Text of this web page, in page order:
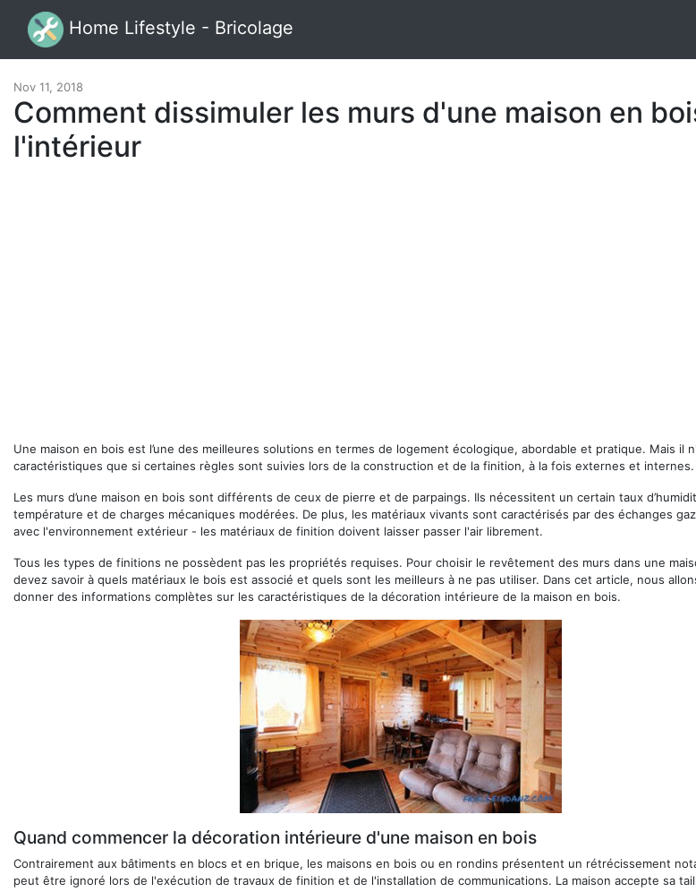
Home Lifestyle - Bricolage
Nov 11, 2018
Comment dissimuler les murs d'une maison en
l'intérieur
Une maison en bois est l’une des meilleures solutions en termes de logement écologique, abordable et pratique. Mais il
caractéristiques que si certaines règles sont suivies lors de la construction et de la finition, à la fois externes et internes.
Les murs d’une maison en bois sont différents de ceux de pierre et de parpaings. Ils nécessitent un certain taux
température et de charges mécaniques modérées. De plus, les matériaux vivants sont caractérisés par des échanges
avec l'environnement extérieur - les matériaux de finition doivent laisser passer l'air librement.
Tous les types de finitions ne possèdent pas les propriétés requises. Pour choisir le revêtement des murs dans une
devez savoir à quels matériaux le bois est associé et quels sont les meilleurs à ne pas utiliser. Dans cet article, nous
donner des informations complètes sur les caractéristiques de la décoration intérieure de la maison en bois.
Quand commencer la décoration intérieure d'une maison en bois
Contrairement aux bâtiments en blocs et en brique, les maisons en bois ou en rondins présentent un rétrécissement
peut être ignoré lors de l'exécution de travaux de finition et de l'installation de communications. La maison accepte sa